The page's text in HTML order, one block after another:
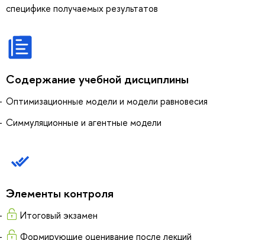
специфике получаемых результатов
Содержание учебной дисциплины
Оптимизационные модели и модели равновесия
Симмуляционные и агентные модели
Элементы контроля
Итоговый экзамен
Формирующие оценивание после лекций